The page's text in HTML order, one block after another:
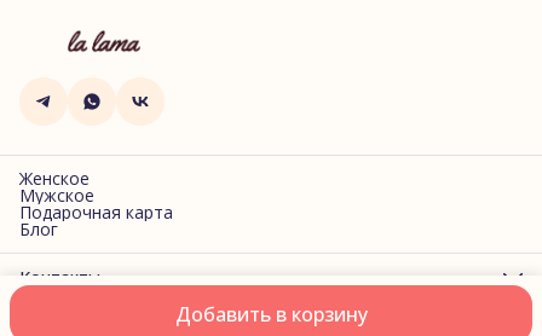
Добавить в корзину
Женское
Мужское
Подарочная карта
Блог
Контакты
г. Санкт-Петербург, Фучика, 2